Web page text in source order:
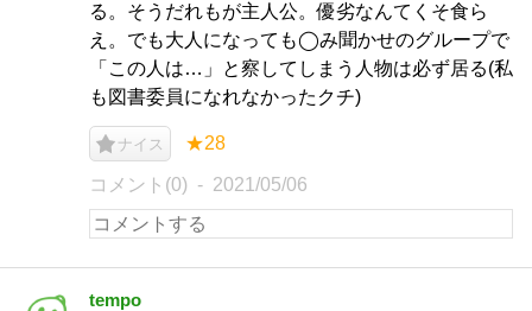
る。そうだれもが主人公。優劣なんてくそ食ら
え。でも大人になっても◯み聞かせのグループで
「この人は…」と察してしまう人物は必ず居る(私
も図書委員になれなかったクチ)
ナイス ★28
コメント(0) 2021/05/06
tempo